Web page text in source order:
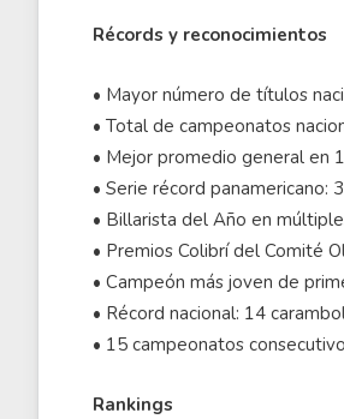
Récords y reconocimientos
• Mayor número de títulos
• Total de campeonatos
• Mejor promedio general en
• Serie récord panamericano:
• Billarista del Año en
• Premios Colibrí del Comité
• Campeón más joven de
• Récord nacional: 14
• 15 campeonatos
Rankings